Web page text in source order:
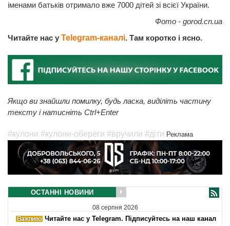
іменами батьків отримало вже 7000 дітей зі всієї України.
Фото - gorod.cn.ua
Читайте нас у Telegram-каналі. Там коротко і ясно.
Якщо ви знайшли помилку, будь ласка, виділіть частину
тексту і натисніть Ctrl+Enter
#кулони #кулони-обереги #вручили #діти Реклама
ОСТАННІ НОВИНИ
08 серпня 2026
Читайте нас у Telegram. Підписуйтесь на наш канал